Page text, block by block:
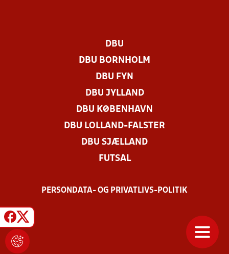
DBU
DBU BORNHOLM
DBU FYN
DBU JYLLAND
DBU KØBENHAVN
DBU LOLLAND-FALSTER
DBU SJÆLLAND
FUTSAL
PERSONDATA- OG PRIVATLIVS-POLITIK